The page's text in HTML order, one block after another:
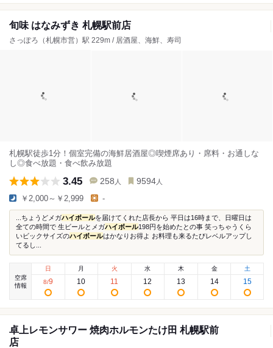
旬味 はなみずき 札幌駅前店
さっぽろ（札幌市営）駅 229m / 居酒屋、海鮮、寿司
札幌駅徒歩1分！個室完備の海鮮居酒屋◎喫煙席あり・席料・お通しな
し◎食べ放題・食べ飲み放題
3.45 258 人 9594 人
￥2,000～￥2,999 -
...ちょうどメガハイボールを届けてくれた店長から 平日は16時まで、日曜日は
全ての時間で 生ビールとメガハイボール198円を始めたとの事 笑っちゃうくら
いビックサイズのハイボールはかなりお得よ お料理も来るたびレベルアップし
てるし...
空席
情報
日
8/9
月
10
火
11
水
12
木
13
金
14
土
15
卓上レモンサワー 焼肉ホルモンたけ田 札幌駅前
店